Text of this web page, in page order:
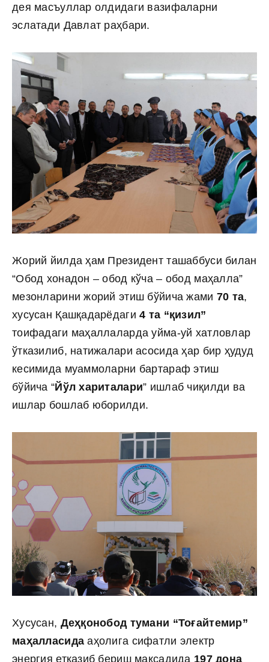
дея масъуллар олдидаги вазифаларни
эслатади Давлат раҳбари.
Жорий йилда ҳам Президент ташаббуси билан
“Обод хонадон – обод кўча – обод маҳалла”
мезонларини жорий этиш бўйича жами 70 та,
хусусан Қашқадарёдаги4 та “қизил”
тоифадаги маҳаллаларда уйма-уй хатловлар
ўтказилиб, натижалари асосида ҳар бир ҳудуд
кесимида муаммоларни бартараф этиш
бўйича “Йўл хариталари” ишлаб чиқилди ва
ишлар бошлаб юборилди.
Хусусан, Деҳқонобод тумани “Тоғайтемир”
маҳалласида аҳолига сифатли электр
энергия етказиб бериш мақсадида 197 дона